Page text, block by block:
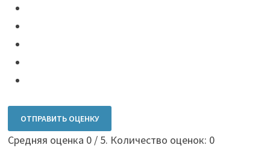
ОТПРАВИТЬ ОЦЕНКУ
Средняя оценка 0/ 5. Количество оценок: 0